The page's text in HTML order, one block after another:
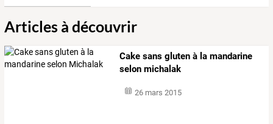
Articles à découvrir
Cake sans gluten à la mandarine
selon michalak
26 mars 2015